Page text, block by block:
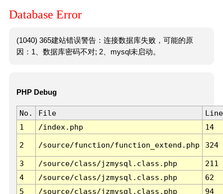
Database Error
(1040) 365建站错误警告：连接数据库失败，可能的原
因：1、数据库密码不对; 2、mysql未启动。
PHP Debug
No. File
Line
1
/index.php 14
2 /source/function/function_extend.php 324
3 /source/class/jzmysql.class.php
211
4
/source/class/jzmysql.class.php
62
5
/source/class/jzmysql.class.php
94